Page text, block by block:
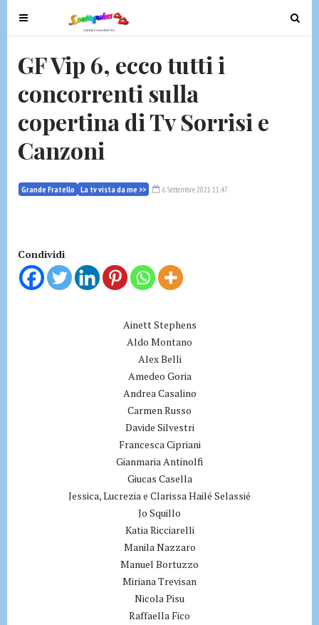
T
o
g
e
n
v
g
o
n
T
o
GF Vip 6, ecco tutti i
concorrenti sulla
copertina di Tv Sorrisi e
Canzoni
Grande Fratello La tv vista da me >> 6 Settembre 2021 11:47
Condividi
Ainett Stephens
Aldo Montano
Alex Belli
Amedeo Goria
Andrea Casalino
Carmen Russo
Davide Silvestri
Francesca Cipriani
Gianmaria Antinolfi
Giucas Casella
Jessica, Lucrezia e Clarissa Hailé Selassié
Jo Squillo
Katia Ricciarelli
Manila Nazzaro
Manuel Bortuzzo
Miriana Trevisan
Nicola Pisu
Raffaella Fico